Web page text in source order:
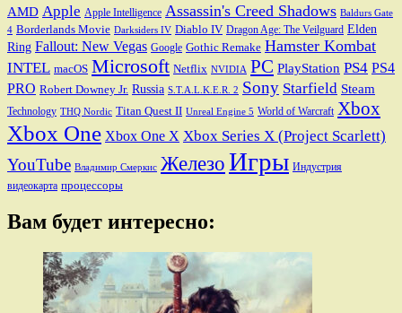
AMD Apple Apple Intelligence Assassin's Creed Shadows Baldurs Gate
4 Borderlands Movie Darksiders IV Diablo IV Dragon Age: The Veilguard Elden
Ring Fallout: New Vegas Google Gothic Remake Hamster Kombat
INTEL macOS Microsoft Netflix NVIDIA PC PlayStation PS4 PS4
PRO Robert Downey Jr. Russia S.T.A.L.K.E.R. 2 Sony Starfield Steam
Technology THQ Nordic Titan Quest II Unreal Engine 5 World of Warcraft Xbox
Xbox One Xbox One X Xbox Series X (Project Scarlett)
YouTube Владимир Смеркис ЖелезоИгры Индустрия
видеокарта процессоры
Вам будет интересно: